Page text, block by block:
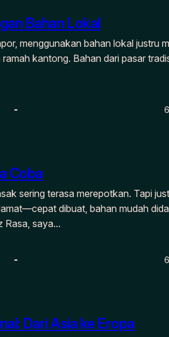
Bahan Lokal
menggunakan bahan lokal justru
kantong. Bahan dari pasar
Coba
sering terasa merepotkan. Tapi
dibuat, bahan mudah
Rasa, saya…
Dari Asia ke Eropa